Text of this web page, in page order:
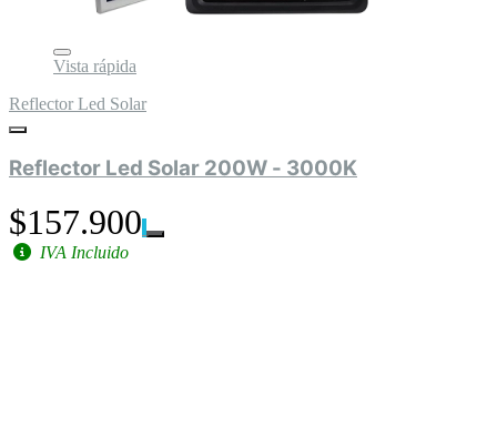
Vista rápida
Reflector Led Solar
Reflector Led Solar 200W - 3000K
$157.900
IVA Incluido